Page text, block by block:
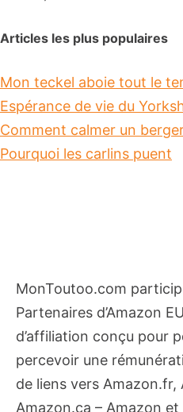
Articles les plus populaires
Mon teckel aboie tout le
Espérance de vie du
Comment calmer un
Pourquoi les carlins puent
MonToutoo.com
Partenaires d’Amazon
d’affiliation conçu pour
percevoir une
de liens vers Amazon.fr,
Amazon.ca – Amazon